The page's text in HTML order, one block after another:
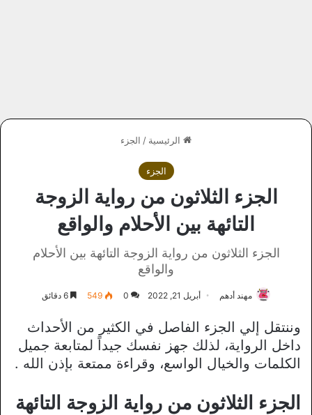
الرئيسية / الجزء
الجزء
الجزء الثلاثون من رواية الزوجة
التائهة بين الأحلام والواقع
الجزء الثلاثون من رواية الزوجة التائهة بين الأحلام
والواقع
مهند أدهم أبريل 21, 2022 0
549
وننتقل إلي الجزء الفاصل في الكثير من الأحداث
داخل الرواية، لذلك جهز نفسك جيداً لمتابعة جميل
الكلمات والخيال الواسع، وقراءة ممتعة بإذن الله .
الجزء الثلاثون من رواية الزوجة التائهة